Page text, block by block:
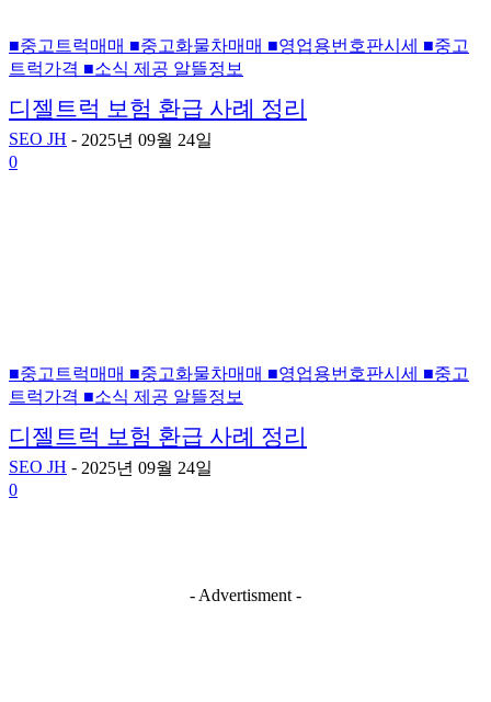
■중고트럭매매 ■중고화물차매매 ■영업용번호판시세 ■중고
트럭가격 ■소식 제공 알뜰정보
디젤트럭 보험 환급 사례 정리
SEO JH - 2025년 09월 24일
0
■중고트럭매매 ■중고화물차매매 ■영업용번호판시세 ■중고
트럭가격 ■소식 제공 알뜰정보
디젤트럭 보험 환급 사례 정리
SEO JH - 2025년 09월 24일
0
- Advertisment -